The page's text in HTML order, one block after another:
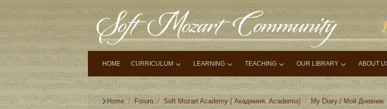
HOME CURRICULUM LEARNING TEACHING OUR LIBRARY ABOUT
Home Forum Soft Mozart Academy ( Академия, Academia) My Diary / Мой Дневник